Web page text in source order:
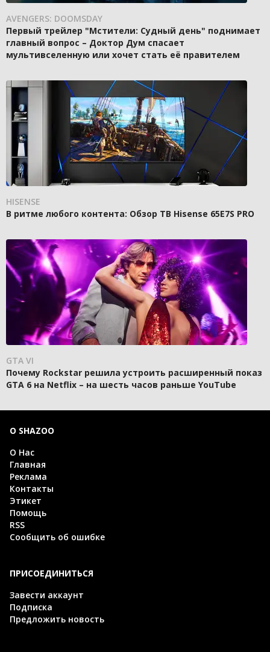
AVENGERS: DOOMSDAY
Первый трейлер "Мстители: Судный день" поднимает
главный вопрос – Доктор Дум спасает
мультивселенную или хочет стать её правителем
HISENSE
В ритме любого контента: Обзор ТВ Hisense 65E7S PRO
GTA VI
Почему Rockstar решила устроить расширенный показ
GTA 6 на Netflix – на шесть часов раньше YouTube
О SHAZOO
О Нас
Главная
Реклама
Контакты
Этикет
Помощь
RSS
Сообщить об ошибке
ПРИСОЕДИНИТЬСЯ
Завести аккаунт
Подписка
Предложить новость